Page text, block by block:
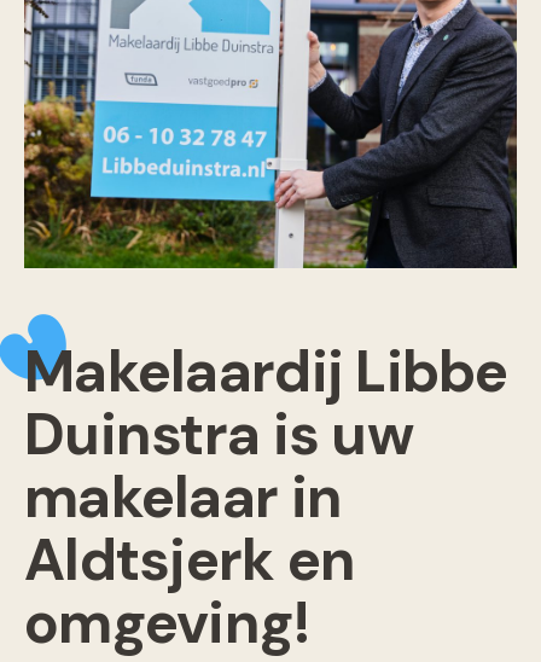
Makelaardij Libbe
Duinstra is uw
makelaar in
Aldtsjerk en
omgeving!